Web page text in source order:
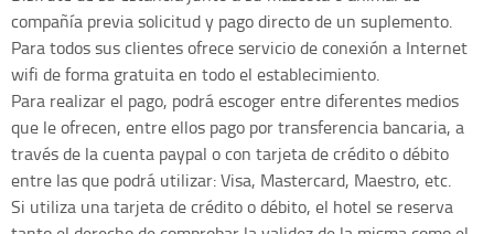
compañía previa solicitud y pago directo de un suplemento.
Para todos sus clientes ofrece servicio de conexión a Internet
wifi de forma gratuita en todo el establecimiento.
Para realizar el pago, podrá escoger entre diferentes medios
que le ofrecen, entre ellos pago por transferencia bancaria, a
través de la cuenta paypal o con tarjeta de crédito o débito
entre las que podrá utilizar: Visa, Mastercard, Maestro, etc.
Si utiliza una tarjeta de crédito o débito, el hotel se reserva